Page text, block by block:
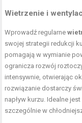
Wietrzenie i
Wprowadź regularne
swojej strategii redukcji
pomagają w wymianie
ogranicza rozwój
intensywnie, otwierając
rozwiązanie dostarczy
napływ kurzu. Idealne
szczególnie w